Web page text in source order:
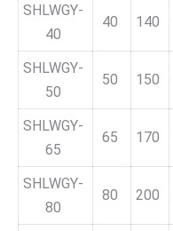
SHLWGY-
40
40 140
SHLWGY-
50
50 150
SHLWGY-
65
65 170
SHLWGY-
80
80 200